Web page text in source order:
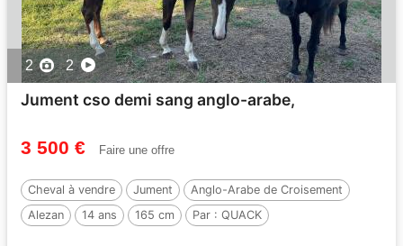
2 2
Jument cso demi sang anglo-arabe,
3 500 € Faire une offre
Cheval à vendre Jument
Anglo-Arabe de Croisement
Alezan
14 ans 165 cm Par : QUACK